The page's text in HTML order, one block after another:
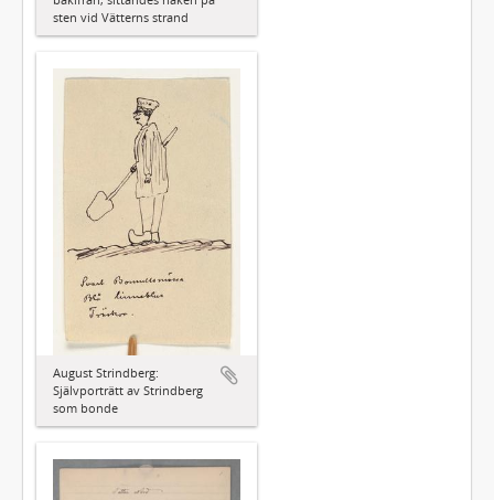
sten vid Vätterns strand
August Strindberg:
Självporträtt av Strindberg
som bonde